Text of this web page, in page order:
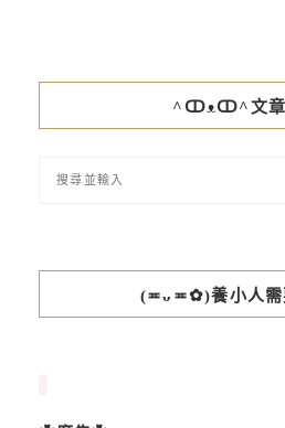
^ↀᴥↀ^文章
(≖ᴗ≖✿)養小人需